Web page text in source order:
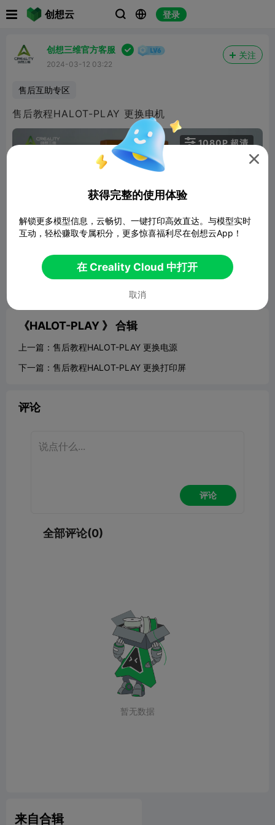
创想云   登录
创想三维官方客服 
2024-03-12 03:22
关注
售后互助专区
售后教程HALOT-PLAY 更换电机

1080P 超清
《HALOT-PLAY 》 合辑
上一篇： 售后教程HALOT-PLAY 更换电源
下一篇： 售后教程HALOT-PLAY 更换打印屏
评论
评论
全部评论(0)
暂无数据
来自合辑

获得完整的使用体验
解锁更多模型信息，云畅切、一键打印高效直达。与模型实时
互动，轻松赚取专属积分，更多惊喜福利尽在创想云App！
在 Creality Cloud 中打开
取消